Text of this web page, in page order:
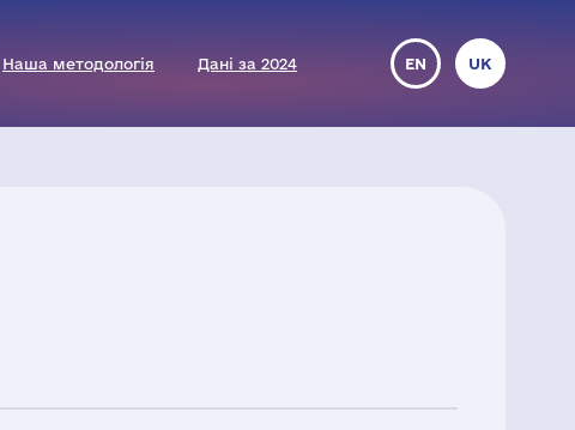
Наша методологія Дані за 2024 EN UK